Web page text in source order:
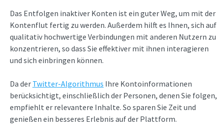
Das Entfolgen inaktiver Konten ist ein guter Weg, um mit der
Kontenflut fertig zu werden. Außerdem hilft es Ihnen, sich auf
qualitativ hochwertige Verbindungen mit anderen Nutzern zu
konzentrieren, so dass Sie effektiver mit ihnen interagieren
und sich einbringen können.
Da der Twitter-Algorithmus Ihre Kontoinformationen
berücksichtigt, einschließlich der Personen, denen Sie folgen,
empfiehlt er relevantere Inhalte. So sparen Sie Zeit und
genießen ein besseres Erlebnis auf der Plattform.